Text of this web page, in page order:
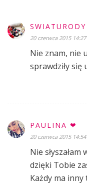
SWIATURODY
20 czerwca 2015 14:27
Nie znam, nie
sprawdziły się
PAULINA ❤
20 czerwca 2015 14:54
Nie
dzięki Tobie
Każdy ma